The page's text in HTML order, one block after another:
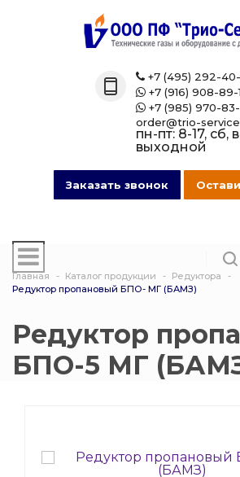
Назад
Технические газы
Газовые баллоны
016 Сварочная проволока
007 Зажимы
014 Редуктора
018 Электроды
+7 (495) 292-
+7 (916) 908-89-
+7 (985) 970-83-
order@trio-
пн-пт: 8-17, сб,
выходной
Заказать звонок
Главная Каталог продукции
Редуктора
Редуктор пропановый БПО- МГ (БАМЗ)
Редуктор
БПО-5 МГ